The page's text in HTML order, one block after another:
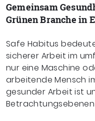
Gemeinsam
Grünen Branche in
Safe Habitus
sicherer Arbeit im
nur eine Maschine
arbeitende Mensch
gesunder Arbeit ist